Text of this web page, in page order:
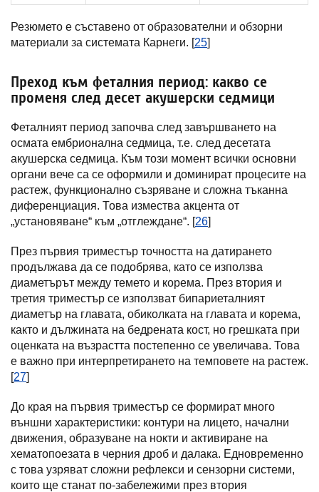
Резюмето е съставено от образователни и обзорни
материали за системата Карнеги. [25]
Преход към феталния период: какво се
променя след десет акушерски седмици
Феталният период започва след завършването на
осмата ембрионална седмица, т.е. след десетата
акушерска седмица. Към този момент всички основни
органи вече са се оформили и доминират процесите на
растеж, функционално съзряване и сложна тъканна
диференциация. Това измества акцента от
„установяване“ към „отглеждане“. [26]
През първия триместър точността на датирането
продължава да се подобрява, като се използва
диаметърът между темето и корема. През втория и
третия триместър се използват бипариеталният
диаметър на главата, обиколката на главата и корема,
както и дължината на бедрената кост, но грешката при
оценката на възрастта постепенно се увеличава. Това
е важно при интерпретирането на темповете на растеж.
[27]
До края на първия триместър се формират много
външни характеристики: контури на лицето, начални
движения, образуване на нокти и активиране на
хематопоезата в черния дроб и далака. Едновременно
с това узряват сложни рефлекси и сензорни системи,
които ще станат по-забележими през втория